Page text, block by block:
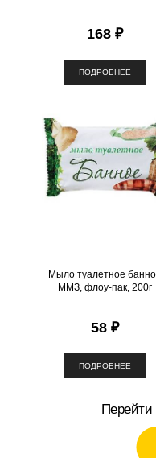
168 ₽
ПОДРОБНЕЕ
Мыло туалетное
ММЗ, флоу-пак, 200г
58 ₽
ПОДРОБНЕЕ